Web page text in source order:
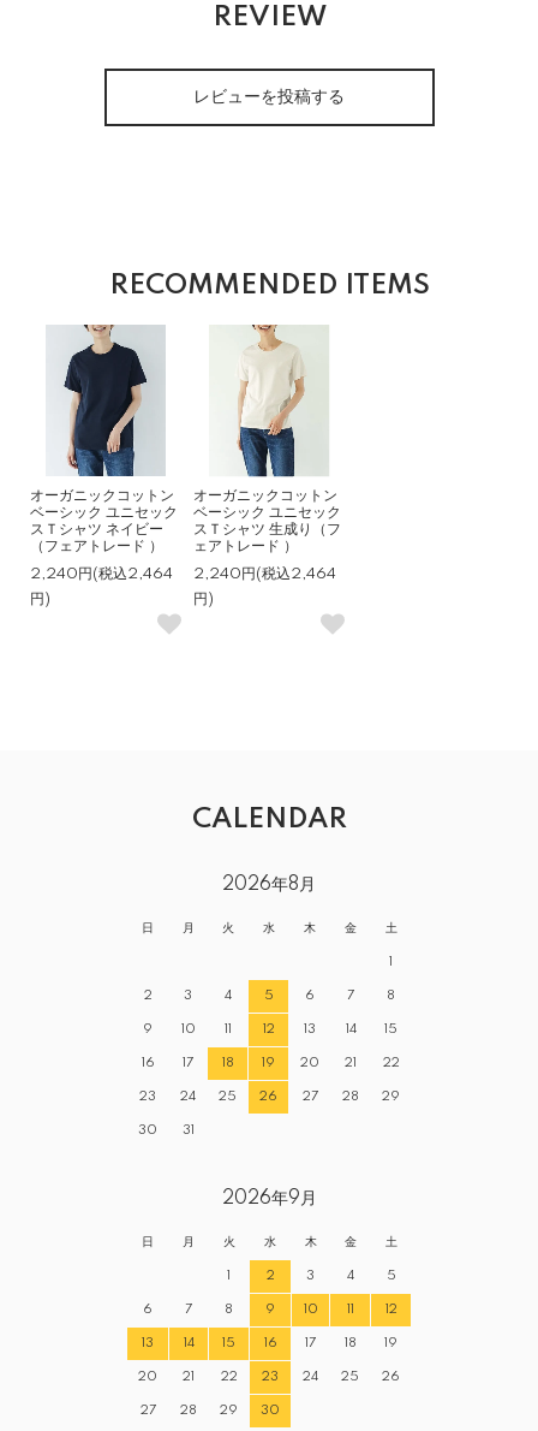
REVIEW
レビューを投稿する
RECOMMENDED ITEMS
オーガニックコットン
ベーシック ユニセック
スＴシャツ ネイビー
（フェアトレード ）
2,240円(税込2,464
円)
オーガニックコットン
ベーシック ユニセック
スＴシャツ 生成り（フ
ェアトレード ）
2,240円(税込2,464
円)
CALENDAR
2026年8月
日 月 火 水 木 金 土
1
2 3 4 5 6 7 8
9 10 11 12 13 14 15
16 17 18 19 20 21 22
23 24 25 26 27 28 29
30 31
2026年9月
日 月 火 水 木 金 土
1 2 3 4 5
6 7 8 9 10 11 12
13 14 15 16 17 18 19
20 21 22 23 24 25 26
27 28 29 30